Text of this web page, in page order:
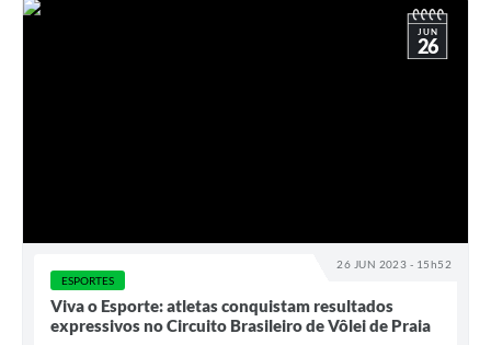
26 JUN 2023 - 15h52
JUN
26
ESPORTES
Viva o Esporte: atletas conquistam resultados
expressivos no Circuito Brasileiro de Vôlei de Praia